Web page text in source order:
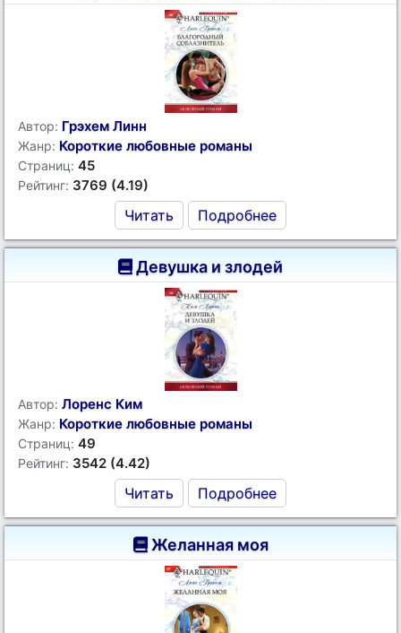
Автор: Грэхем Линн
Жанр: Короткие любовные романы
Страниц: 45
Рейтинг: 3769 (4.19)
Читать Подробнее
Девушка и злодей
Автор: Лоренс Ким
Жанр: Короткие любовные романы
Страниц: 49
Рейтинг: 3542 (4.42)
Читать Подробнее
Желанная моя